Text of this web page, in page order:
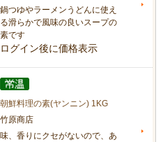
鍋つゆやラーメンうどんに使え
る滑らかで風味の良いスープの
素です
ログイン後に価格表示
朝鮮料理の素(ヤンニン) 1KG
竹原商店
味、香りにクセがないので、あ